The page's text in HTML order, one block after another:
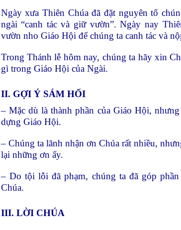
Ngày xưa Thiên Chúa đã đặt nguyên tổ
ngài “canh tác và giữ vườn”. Ngày nay
vườn nho Giáo Hội để chúng ta canh tác và
Trong Thánh lễ hôm nay, chúng ta hãy xin
gì trong Giáo Hội của Ngài.
II. GỢI Ý SÁM HỐI
– Mặc dù là thành phần của Giáo Hội,
dựng Giáo Hội.
– Chúng ta lãnh nhận ơn Chúa rất nhiều,
lại những ơn ấy.
– Do tội lỗi đã phạm, chúng ta đã góp
Chúa.
III. LỜI CHÚA